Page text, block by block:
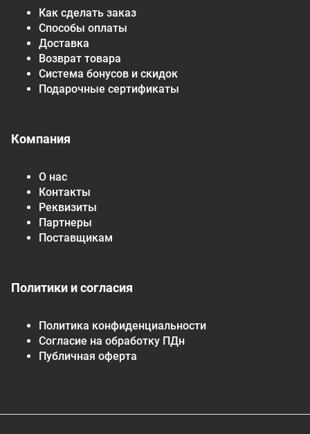
Как сделать заказ
Способы оплаты
Доставка
Возврат товара
Система бонусов и скидок
Подарочные сертификаты
Компания
О нас
Контакты
Реквизиты
Партнеры
Поставщикам
Политики и согласия
Политика конфиденциальности
Согласие на обработку ПДн
Публичная оферта